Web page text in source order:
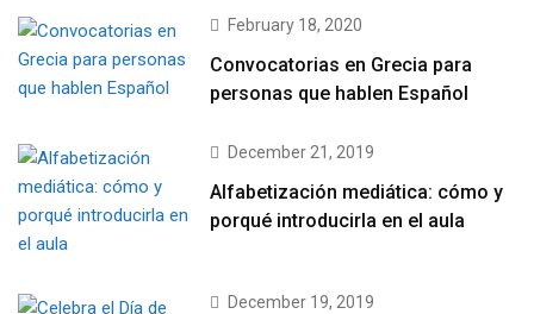
February 18, 2020
Convocatorias en Grecia para
personas que hablen Español
December 21, 2019
Alfabetización mediática: cómo y
porqué introducirla en el aula
December 19, 2019